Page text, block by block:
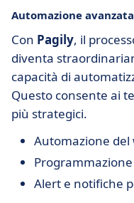
Automazione
Con Pagily, il
diventa
capacità di
Questo consente ai
più strategici.
Automazione
Alert e notifiche